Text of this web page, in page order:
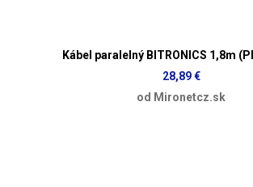
Kábel paralelný BITRONICS 1,8m
28,89 €
od Mironetcz.sk